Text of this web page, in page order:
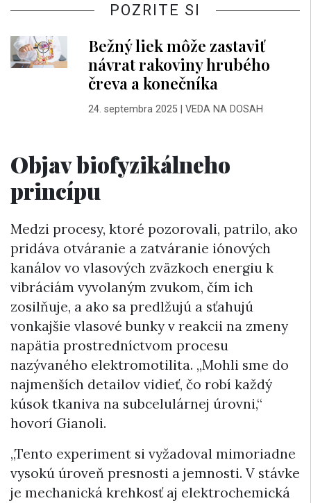
POZRITE SI
Bežný liek môže zastaviť
návrat rakoviny hrubého
čreva a konečníka
24. septembra 2025| VEDA NA DOSAH
Objav biofyzikálneho
princípu
Medzi procesy, ktoré pozorovali, patrilo, ako
pridáva otváranie a zatváranie iónových
kanálov vo vlasových zväzkoch energiu k
vibráciám vyvolaným zvukom, čím ich
zosilňuje, a ako sa predlžujú a sťahujú
vonkajšie vlasové bunky v reakcii na zmeny
napätia prostredníctvom procesu
nazývaného elektromotilita. „Mohli sme do
najmenších detailov vidieť, čo robí každý
kúsok tkaniva na subcelulárnej úrovni,“
hovorí Gianoli.
„Tento experiment si vyžadoval mimoriadne
vysokú úroveň presnosti a jemnosti. V stávke
je mechanická krehkosť aj elektrochemická